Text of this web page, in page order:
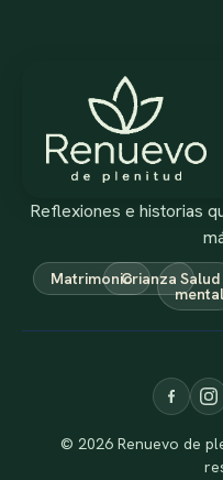
Reflexiones e historias
MatrimonioCrianza Salud
mental
© 2026 Renuevo de